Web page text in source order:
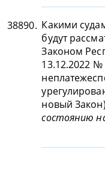
38890. Какими
будут
Законом
13.12.2022 №
новый
состоянию